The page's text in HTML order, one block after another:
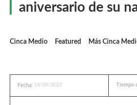
aniversario de su
Cinca Medio Featured Más Cinca
Fecha: 14/09/2022 Tiempo